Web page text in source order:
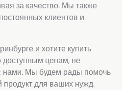
за качество. Мы также
клиентов и
и хотите купить
ценам, не
нами. Мы будем рады помочь
для ваших нужд.